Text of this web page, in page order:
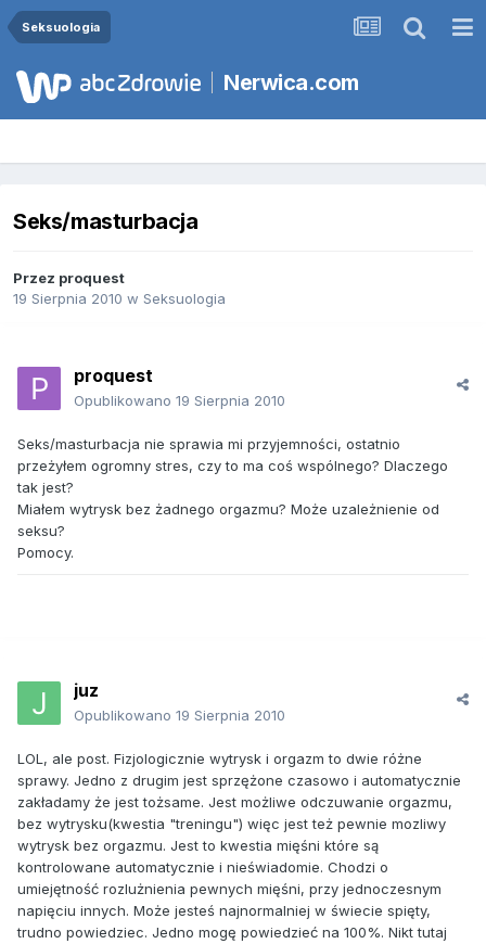
Seksuologia
Nerwica.com
Seks/masturbacja
Przez proquest
19 Sierpnia 2010 w Seksuologia
proquest
Opublikowano 19 Sierpnia 2010
Seks/masturbacja nie sprawia mi przyjemności, ostatnio
przeżyłem ogromny stres, czy to ma coś wspólnego? Dlaczego
tak jest?
Miałem wytrysk bez żadnego orgazmu? Może uzależnienie od
seksu?
Pomocy.
juz
Opublikowano 19 Sierpnia 2010
LOL, ale post. Fizjologicznie wytrysk i orgazm to dwie różne
sprawy. Jedno z drugim jest sprzężone czasowo i automatycznie
zakładamy że jest tożsame. Jest możliwe odczuwanie orgazmu,
bez wytrysku(kwestia "treningu") więc jest też pewnie mozliwy
wytrysk bez orgazmu. Jest to kwestia mięśni które są
kontrolowane automatycznie i nieświadomie. Chodzi o
umiejętność rozlużnienia pewnych mięśni, przy jednoczesnym
napięciu innych. Może jesteś najnormalniej w świecie spięty,
trudno powiedziec. Jedno mogę powiedzieć na 100%. Nikt tutaj